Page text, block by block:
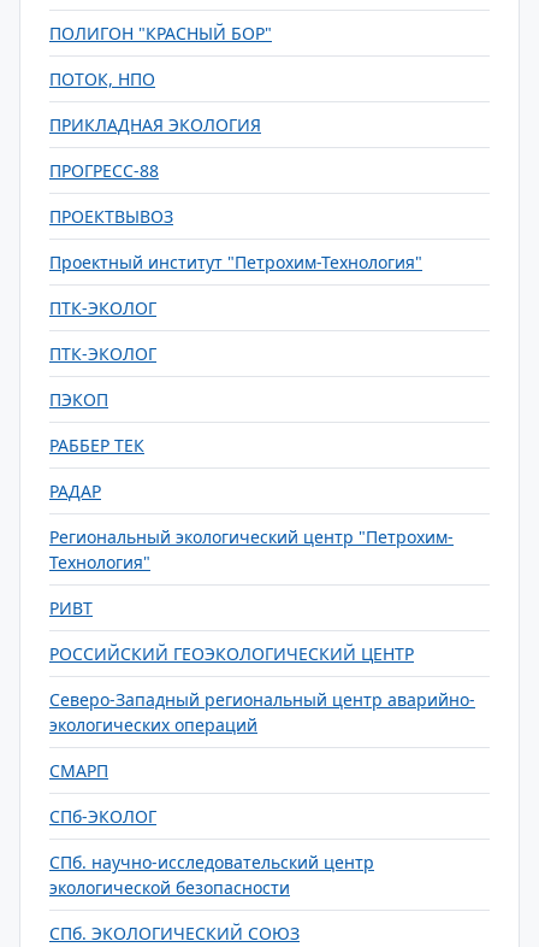
ПОЛИГОН "КРАСНЫЙ БОР"
ПОТОК, НПО
ПРИКЛАДНАЯ ЭКОЛОГИЯ
ПРОГРЕСС-88
ПРОЕКТВЫВОЗ
Проектный институт "Петрохим-Технология"
ПТК-ЭКОЛОГ
ПТК-ЭКОЛОГ
ПЭКОП
РАББЕР ТЕК
РАДАР
Региональный экологический центр "Петрохим-
Технология"
РИВТ
РОССИЙСКИЙ ГЕОЭКОЛОГИЧЕСКИЙ ЦЕНТР
Северо-Западный региональный центр аварийно-
экологических операций
СМАРП
СПб-ЭКОЛОГ
СПб. научно-исследовательский центр
экологической безопасности
СПб. ЭКОЛОГИЧЕСКИЙ СОЮЗ